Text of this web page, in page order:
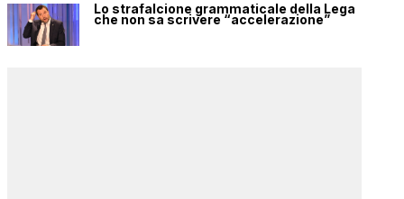
Lo strafalcione grammaticale della Lega
che non sa scrivere “accelerazione”